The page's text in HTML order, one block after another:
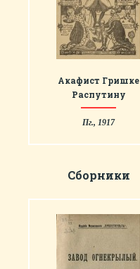
Акафист Гришке
Распутину
Пг., 1917
Сборники